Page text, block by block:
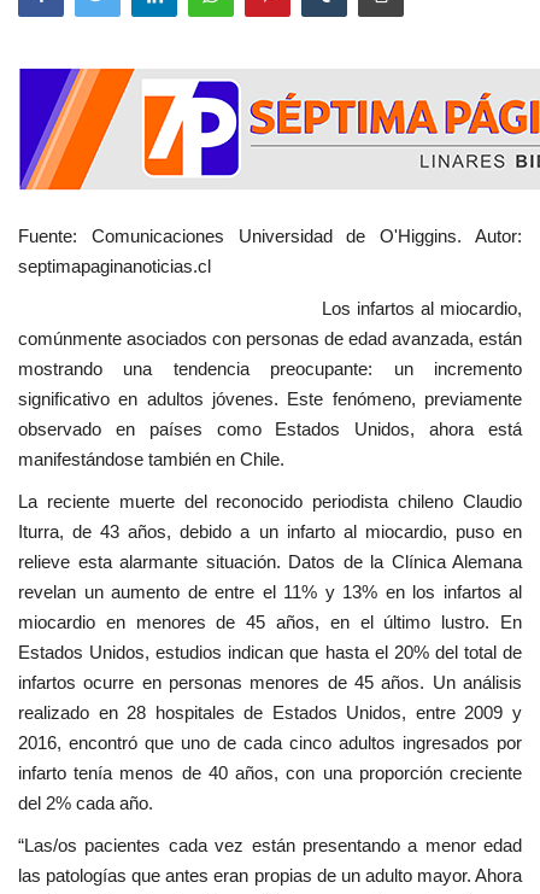
Fuente: Comunicaciones Universidad de O'Higgins. Autor:
septimapaginanoticias.cl
Los infartos al miocardio,
comúnmente asociados con personas de edad avanzada, están
mostrando una tendencia preocupante: un incremento
significativo en adultos jóvenes. Este fenómeno, previamente
observado en países como Estados Unidos, ahora está
manifestándose también en Chile.
La reciente muerte del reconocido periodista chileno Claudio
Iturra, de 43 años, debido a un infarto al miocardio, puso en
relieve esta alarmante situación. Datos de la Clínica Alemana
revelan un aumento de entre el 11% y 13% en los infartos al
miocardio en menores de 45 años, en el último lustro. En
Estados Unidos, estudios indican que hasta el 20% del total de
infartos ocurre en personas menores de 45 años. Un análisis
realizado en 28 hospitales de Estados Unidos, entre 2009 y
2016, encontró que uno de cada cinco adultos ingresados por
infarto tenía menos de 40 años, con una proporción creciente
del 2% cada año.
“Las/os pacientes cada vez están presentando a menor edad
las patologías que antes eran propias de un adulto mayor. Ahora